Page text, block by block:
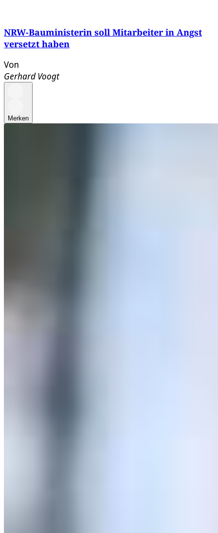
NRW-Bauministerin soll Mitarbeiter in Angst
versetzt haben
Von
Gerhard Voogt
Merken